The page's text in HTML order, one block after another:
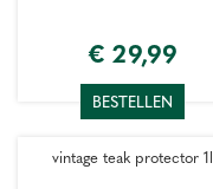
€ 29,99
BESTELLEN
vintage teak protector 1l